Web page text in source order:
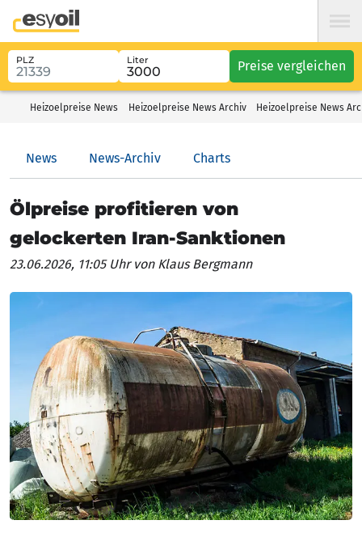
PLZ Liter Preise vergleichen
Heizoelpreise News Heizoelpreise News Archiv Heizoelpreise News
News News-Archiv Charts
Ölpreise profitieren von
gelockerten Iran-Sanktionen
23.06.2026, 11:05 Uhrvon Klaus Bergmann